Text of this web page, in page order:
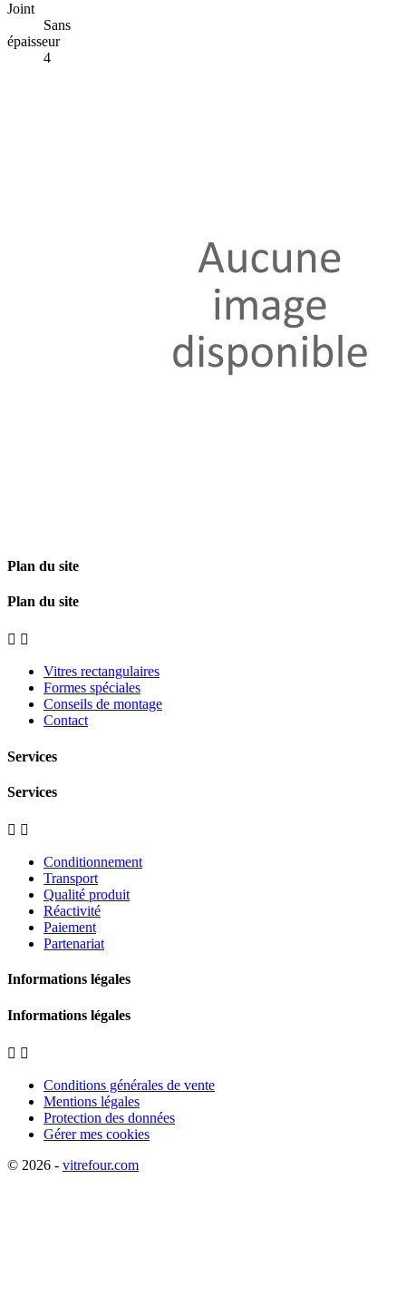
Joint
Sans
épaisseur
4
Plan du site
Plan du site
 
Vitres rectangulaires
Formes spéciales
Conseils de montage
Contact
Services
Services
 
Conditionnement
Transport
Qualité produit
Réactivité
Paiement
Partenariat
Informations légales
Informations légales
 
Conditions générales de vente
Mentions légales
Protection des données
Gérer mes cookies
© 2026 - vitrefour.com